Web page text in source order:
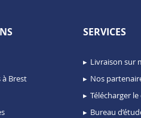
Brest
SERVICES
Livraison sur
Nos
Télécharger
Bureau